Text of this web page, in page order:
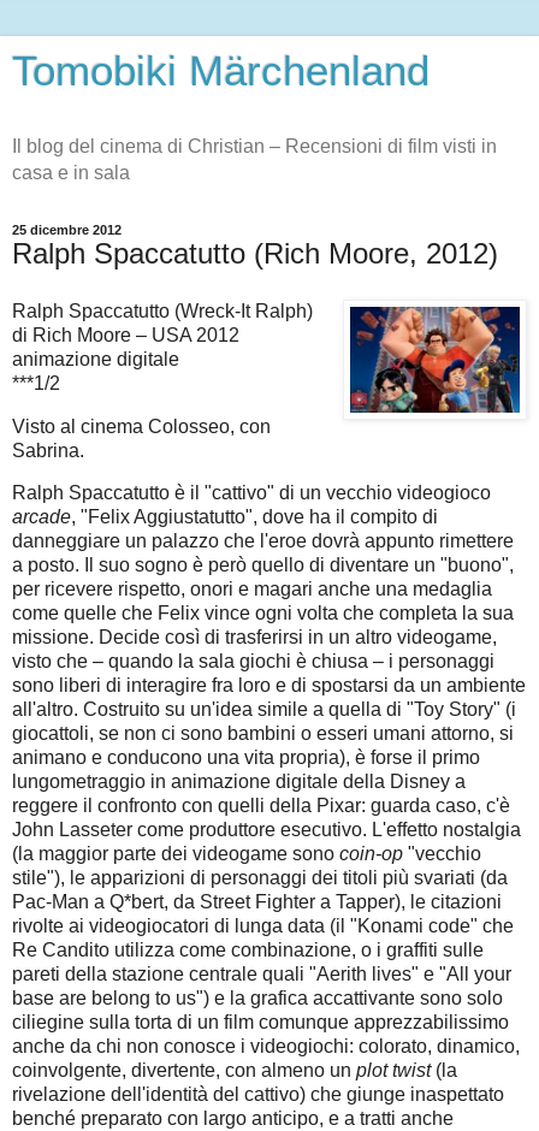
Tomobiki Märchenland
Il blog del cinema di Christian – Recensioni di film visti in
casa e in sala
25 dicembre 2012
Ralph Spaccatutto (Rich Moore, 2012)
Ralph Spaccatutto (Wreck-It Ralph)
di Rich Moore – USA 2012
animazione digitale
***1/2
Visto al cinema Colosseo, con
Sabrina.
Ralph Spaccatutto è il "cattivo" di un vecchio videogioco
arcade, "Felix Aggiustatutto", dove ha il compito di
danneggiare un palazzo che l'eroe dovrà appunto rimettere
a posto. Il suo sogno è però quello di diventare un "buono",
per ricevere rispetto, onori e magari anche una medaglia
come quelle che Felix vince ogni volta che completa la sua
missione. Decide così di trasferirsi in un altro videogame,
visto che – quando la sala giochi è chiusa – i personaggi
sono liberi di interagire fra loro e di spostarsi da un ambiente
all'altro. Costruito su un'idea simile a quella di "Toy Story" (i
giocattoli, se non ci sono bambini o esseri umani attorno, si
animano e conducono una vita propria), è forse il primo
lungometraggio in animazione digitale della Disney a
reggere il confronto con quelli della Pixar: guarda caso, c'è
John Lasseter come produttore esecutivo. L'effetto nostalgia
(la maggior parte dei videogame sono coin-op "vecchio
stile"), le apparizioni di personaggi dei titoli più svariati (da
Pac-Man a Q*bert, da Street Fighter a Tapper), le citazioni
rivolte ai videogiocatori di lunga data (il "Konami code" che
Re Candito utilizza come combinazione, o i graffiti sulle
pareti della stazione centrale quali "Aerith lives" e "All your
base are belong to us") e la grafica accattivante sono solo
ciliegine sulla torta di un film comunque apprezzabilissimo
anche da chi non conosce i videogiochi: colorato, dinamico,
coinvolgente, divertente, con almeno un plot twist(la
rivelazione dell'identità del cattivo) che giunge inaspettato
benché preparato con largo anticipo, e a tratti anche